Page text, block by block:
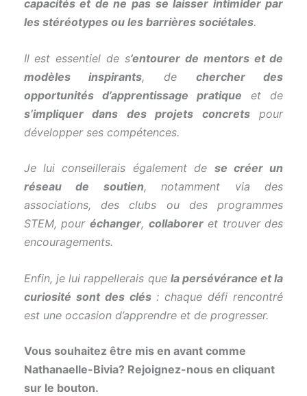
capacités et de ne pas se laisser intimider par
les stéréotypes ou les barrières sociétales.
Il est essentiel de s’entourer de mentors et de
modèles inspirants, de chercher des
opportunités d’apprentissage pratique et de
s’impliquer dans des projets concretspour
développer ses compétences.
Je lui conseillerais également de se créer un
réseau de soutien, notamment via des
associations, des clubs ou des programmes
STEM, pour échanger, collaboreret trouver des
encouragements.
Enfin, je lui rappellerais que la persévérance et la
curiosité sont des clés: chaque défi rencontré
est une occasion d’apprendre et de progresser.
Vous souhaitez être mis en avant comme
Nathanaelle-Bivia? Rejoignez-nous en cliquant
sur le bouton.